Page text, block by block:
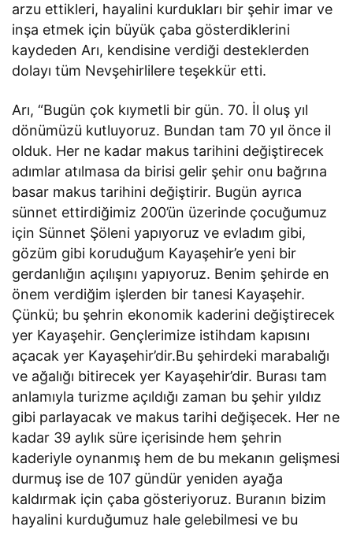
arzu ettikleri, hayalini kurdukları bir şehir imar ve
inşa etmek için büyük çaba gösterdiklerini
kaydeden Arı, kendisine verdiği desteklerden
dolayı tüm Nevşehirlilere teşekkür etti.
Arı, “Bugün çok kıymetli bir gün. 70. İl oluş yıl
dönümüzü kutluyoruz. Bundan tam 70 yıl önce il
olduk. Her ne kadar makus tarihini değiştirecek
adımlar atılmasa da birisi gelir şehir onu bağrına
basar makus tarihini değiştirir. Bugün ayrıca
sünnet ettirdiğimiz 200’ün üzerinde çocuğumuz
için Sünnet Şöleni yapıyoruz ve evladım gibi,
gözüm gibi koruduğum Kayaşehir’e yeni bir
gerdanlığın açılışını yapıyoruz. Benim şehirde en
önem verdiğim işlerden bir tanesi Kayaşehir.
Çünkü; bu şehrin ekonomik kaderini değiştirecek
yer Kayaşehir. Gençlerimize istihdam kapısını
açacak yer Kayaşehir’dir.Bu şehirdeki marabalığı
ve ağalığı bitirecek yer Kayaşehir’dir. Burası tam
anlamıyla turizme açıldığı zaman bu şehir yıldız
gibi parlayacak ve makus tarihi değişecek. Her ne
kadar 39 aylık süre içerisinde hem şehrin
kaderiyle oynanmış hem de bu mekanın gelişmesi
durmuş ise de 107 gündür yeniden ayağa
kaldırmak için çaba gösteriyoruz. Buranın bizim
hayalini kurduğumuz hale gelebilmesi ve bu